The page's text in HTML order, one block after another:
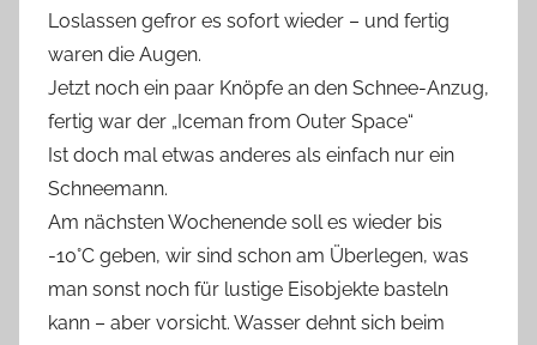
Loslassen gefror es sofort wieder – und fertig
waren die Augen.
Jetzt noch ein paar Knöpfe an den Schnee-Anzug,
fertig war der „Iceman from Outer Space“
Ist doch mal etwas anderes als einfach nur ein
Schneemann.
Am nächsten Wochenende soll es wieder bis
-10°C geben, wir sind schon am Überlegen, was
man sonst noch für lustige Eisobjekte basteln
kann – aber vorsicht. Wasser dehnt sich beim